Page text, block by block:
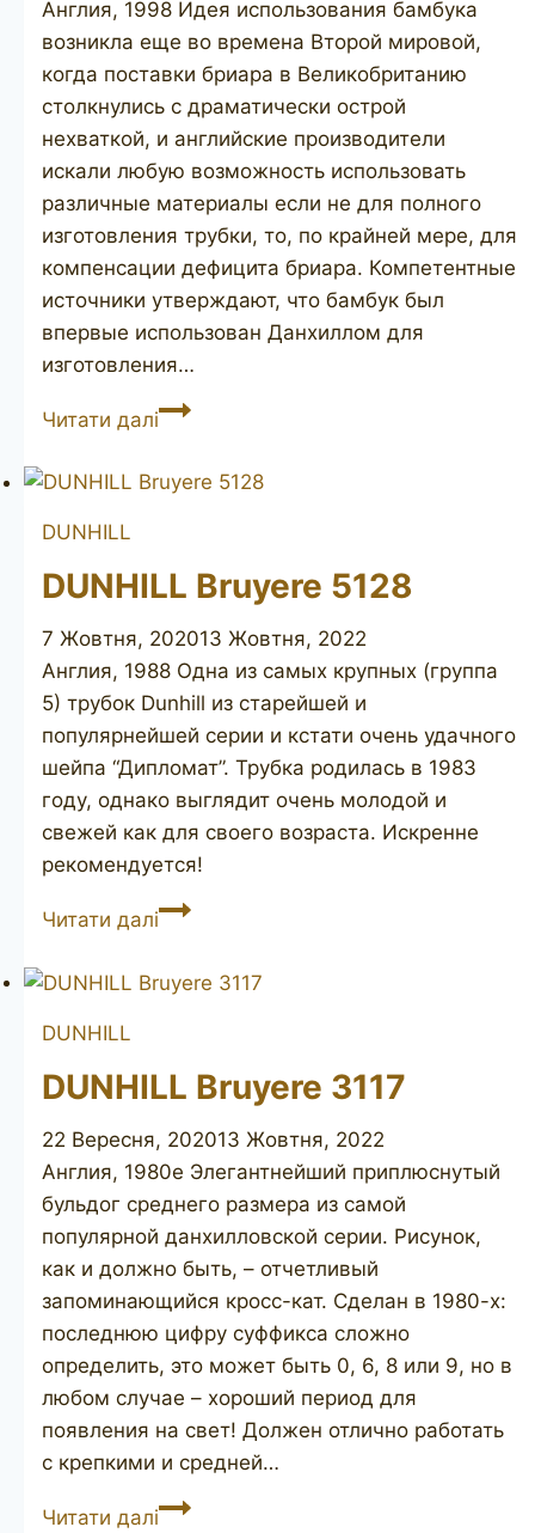
Англия, 1998 Идея использования бамбука
возникла еще во времена Второй мировой,
когда поставки бриара в Великобританию
столкнулись с драматически острой
нехваткой, и английские производители
искали любую возможность использовать
различные материалы если не для полного
изготовления трубки, то, по крайней мере, для
компенсации дефицита бриара. Компетентные
источники утверждают, что бамбук был
впервые использован Данхиллом для
изготовления…
Читати даліDUNHILL
bamboo
DUNHILL
DUNHILL Bruyere 5128
7 Жовтня, 202013 Жовтня, 2022
Англия, 1988 Одна из самых крупных (группа
5) трубок Dunhill из старейшей и
популярнейшей серии и кстати очень удачного
шейпа “Дипломат”. Трубка родилась в 1983
году, однако выглядит очень молодой и
свежей как для своего возраста. Искренне
рекомендуется!
Читати даліDUNHILL
5128
DUNHILL
DUNHILL Bruyere 3117
22 Вересня, 202013 Жовтня, 2022
Англия, 1980е Элегантнейший приплюснутый
бульдог среднего размера из самой
популярной данхилловской серии. Рисунок,
как и должно быть, – отчетливый
запоминающийся кросс-кат. Сделан в 1980-х:
последнюю цифру суффикса сложно
определить, это может быть 0, 6, 8 или 9, но в
любом случае – хороший период для
появления на свет! Должен отлично работать
с крепкими и средней…
Читати даліDUNHILL